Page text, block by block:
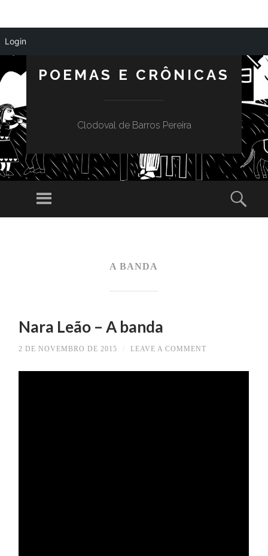
POEMAS E CRÔNICAS
Clodoval de Barros Pereira
Menu
A BANDA
Nara Leão – A banda
2 DE NOVEMBRO DE 2015 LEAVE A COMMENT
Login